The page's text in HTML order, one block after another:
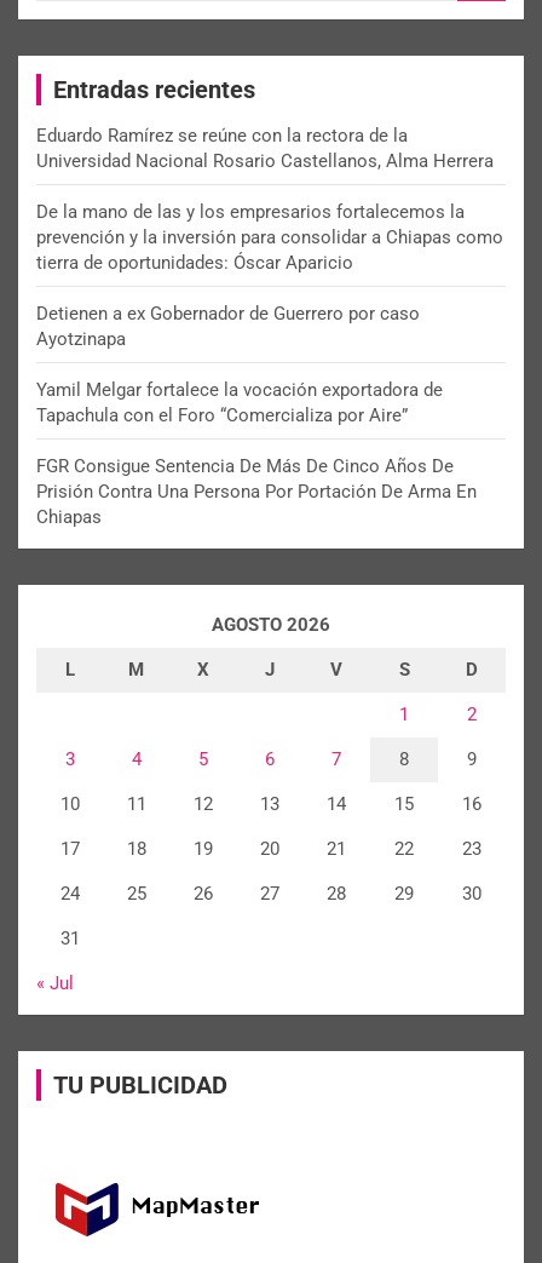
c
Entradas recientes
Eduardo Ramírez se reúne con la rectora de la
Universidad Nacional Rosario Castellanos, Alma Herrera
De la mano de las y los empresarios fortalecemos la
prevención y la inversión para consolidar a Chiapas como
tierra de oportunidades: Óscar Aparicio
Detienen a ex Gobernador de Guerrero por caso
Ayotzinapa
Yamil Melgar fortalece la vocación exportadora de
Tapachula con el Foro “Comercializa por Aire”
FGR Consigue Sentencia De Más De Cinco Años De
Prisión Contra Una Persona Por Portación De Arma En
Chiapas
AGOSTO 2026
L M X J V S D
1 2
3 4 5 6 7 8 9
10 11 12 13 14 15 16
17 18 19 20 21 22 23
24 25 26 27 28 29 30
31
« Jul
TU PUBLICIDAD